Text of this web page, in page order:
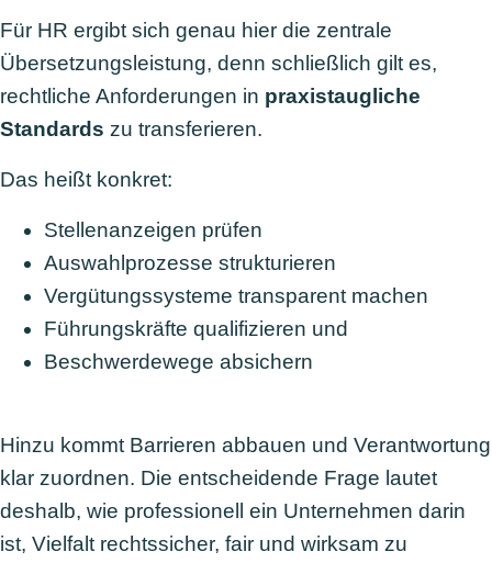
Für HR ergibt sich genau hier die zentrale
Übersetzungsleistung, denn schließlich gilt es,
rechtliche Anforderungen in praxistaugliche
Standards zu transferieren.
Das heißt konkret:
Stellenanzeigen prüfen
Auswahlprozesse strukturieren
Vergütungssysteme transparent machen
Führungskräfte qualifizieren und
Beschwerdewege absichern
Hinzu kommt Barrieren abbauen und Verantwortung
klar zuordnen. Die entscheidende Frage lautet
deshalb, wie professionell ein Unternehmen darin
ist, Vielfalt rechtssicher, fair und wirksam zu